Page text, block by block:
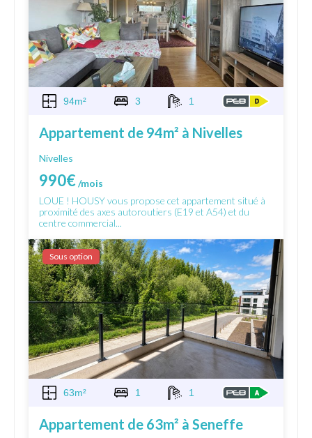
94m² 3 1
Appartement de 94m² à Nivelles
Nivelles
990€/mois
LOUE ! HOUSY vous propose cet appartement situé à
proximité des axes autoroutiers (E19 et A54) et du
centre commercial...
Sous option
63m² 1 1
Appartement de 63m² à Seneffe